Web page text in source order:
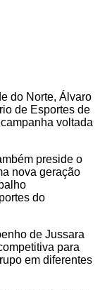
do Norte, Álvaro
de Esportes de
voltada
preside o
nova geração
do
de Jussara
para
em diferentes